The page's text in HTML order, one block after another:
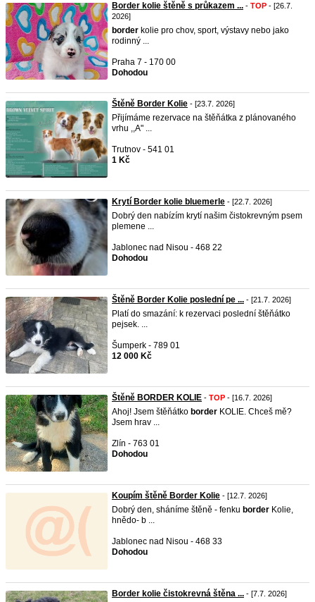
Border kolie štěně s průkazem ... - TOP - [26.7.
2026]
border kolie pro chov, sport, výstavy nebo jako
rodinný ...
Praha 7 - 170 00
Dohodou
Štěně Border Kolie - [23.7. 2026]
Přijímáme rezervace na štěňátka z plánovaného
vrhu ,,A" ...
Trutnov - 541 01
1 Kč
Krytí Border kolie bluemerle - [22.7. 2026]
Dobrý den nabízím krytí našim čistokrevným psem
plemene ...
Jablonec nad Nisou - 468 22
Dohodou
Štěně Border Kolie poslední pe ... - [21.7. 2026]
Platí do smazání: k rezervaci poslední štěňátko
pejsek. ...
Šumperk - 789 01
12 000 Kč
Štěně BORDER KOLIE - TOP - [16.7. 2026]
Ahoj! Jsem štěňátko border KOLIE. Chceš mě?
Jsem hrav ...
Zlín - 763 01
Dohodou
Koupím štěně Border Kolie - [12.7. 2026]
Dobrý den, sháníme štěně - fenku border Kolie,
hnědo- b ...
Jablonec nad Nisou - 468 33
Dohodou
Border kolie čistokrevná štěna ... - [7.7. 2026]